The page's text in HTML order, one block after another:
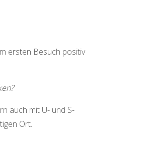
ersten Besuch positiv
auch mit U- und S-
Ort.